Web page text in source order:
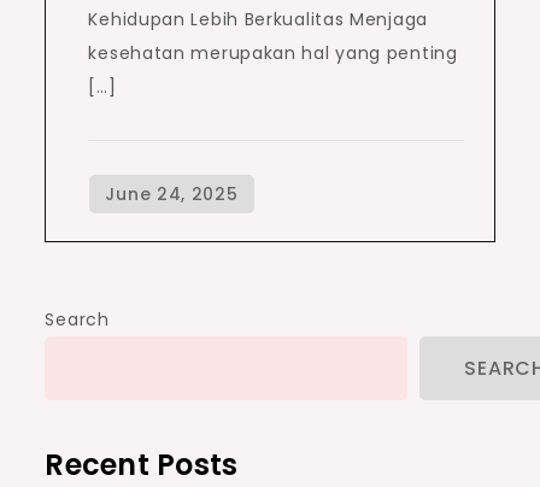
Kehidupan Lebih Berkualitas Menjaga
kesehatan merupakan hal yang penting
[…]
Search
Recent Posts